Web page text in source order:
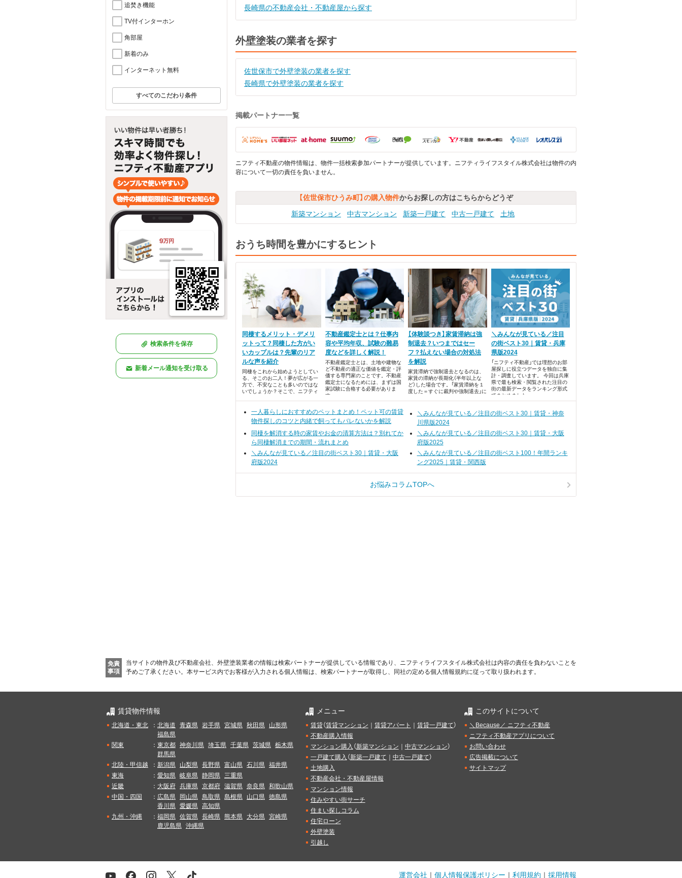
追焚き機能
TV付インターホン
角部屋
新着のみ
インターネット無料
すべてのこだわり条件
検索条件を保存
新着メール通知を受け取る
長崎県の不動産会社・不動産屋から探す
外壁塗装の業者を探す
佐世保市で外壁塗装の業者を探す
長崎県で外壁塗装の業者を探す
掲載パートナー一覧
ニフティ不動産の物件情報は、物件一括検索参加パートナーが提供しています。ニフティライフスタイル株式会社は物件の内
容について一切の責任を負いません。
【佐世保市ひうみ町】の購入物件からお探しの方はこちらからどうぞ
新築マンション
中古マンション 新築一戸建て 中古一戸建て 土地
おうち時間を豊かにするヒント
同棲するメリット・デメリ
ットって？同棲した方がい
いカップルは？先輩のリア
ルな声を紹介
同棲をこれから始めようとしてい
る、そこのお二人！夢が広がる一
方で、不安なことも多いのではな
いでしょうか？そこで、ニフティ
ト・デメリットについてまとめま
した。ランキング形式でご紹介し
ます！
不動産鑑定士とは？仕事内
容や平均年収、試験の難易
度などを詳しく解説！
不動産鑑定士とは、土地や建物な
ど不動産の適正な価値を鑑定・評
価する専門家のことです。不動産
鑑定士になるためには、まずは国
家試験に合格する必要がありま
す。
【体験談つき】家賃滞納は強
制退去？いつまではセー
フ？払えない場合の対処法
を解説
家賃滞納で強制退去となるのは、
家賃の滞納が長期化（半年以上な
ど）した場合です。「家賃滞納を１
度した＝すぐに裁判や強制退去」に
れば「延滞損害金」が発生し、賃貸
借契約の内容によっては「取り立て
が厳しい」「今後の生活に影響する」
ケースもあります。
＼みんなが見ている／注目
の街ベスト30｜賃貸・兵庫
県版2024
「ニフティ不動産」では理想のお部
屋探しに役立つデータを独自に集
計・調査しています。 今回は兵庫
県で最も検索・閲覧された注目の
街の最新データをランキング形式
でまとめました。
一人暮らしにおすすめのペットまとめ！ペット可の賃貸
物件探しのコツと内緒で飼ってもバレないかを解説
＼みんなが見ている／注目の街ベスト30｜賃貸・神奈
川県版2024
同棲を解消する時の家賃やお金の清算方法は？別れてか
ら同棲解消までの期間・流れまとめ
＼みんなが見ている／注目の街ベスト30｜賃貸・大阪
府版2025
＼みんなが見ている／注目の街ベスト30｜賃貸・大阪
府版2024
＼みんなが見ている／注目の街ベスト100！年間ランキ
ング2025｜賃貸・関西版
お悩みコラムTOPへ
免責
事項
当サイトの物件及び不動産会社、外壁塗装業者の情報は検索パートナーが提供している情報であり、ニフティライフスタイル株式会社は内容の責任を負わないことを
予めご了承ください。 本サービス内でお客様が入力される個人情報は、検索パートナーが取得し、同社の定める個人情報規約に従って取り扱われます。
賃貸物件情報
北海道・東北 ： 北海道 青森県 岩手県 宮城県 秋田県
山形県
福島県
関東
： 東京都 神奈川県 埼玉県 千葉県 茨城県 栃木県
群馬県
北陸・甲信越
： 新潟県 山梨県 長野県 富山県 石川県 福井県
東海
： 愛知県 岐阜県 静岡県 三重県
近畿
： 大阪府 兵庫県 京都府 滋賀県 奈良県 和歌山県
中国・四国
： 広島県 岡山県 鳥取県 島根県 山口県 徳島県
香川県 愛媛県 高知県
九州・沖縄
： 福岡県 佐賀県 長崎県 熊本県 大分県 宮崎県
鹿児島県 沖縄県
メニュー
賃貸（賃貸マンション 賃貸アパート 賃貸一戸建て）
不動産購入情報
マンション購入 （新築マンション 中古マンション）
一戸建て購入 （新築一戸建て 中古一戸建て）
土地購入
不動産会社・不動産屋情報
マンション情報
住みやすい街サーチ
住まい探しコラム
住宅ローン
外壁塗装
引越し
このサイトについて
＼Because／ ニフティ不動産
ニフティ不動産アプリについて
お問い合わせ
広告掲載について
サイトマップ
運営会社 ｜ 個人情報保護ポリシー ｜ 利用規約 ｜ 採用情報